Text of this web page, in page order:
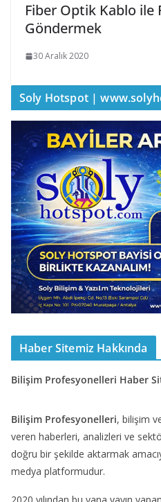
Fiber Optik Kablo
Göndermek
30 Aralık 2020
Soly Hotspot |
Haber Sitemiz Hakkında
Bilişim Profesyonelleri Haber
Bilişim Profesyonelleri, bilişim
veren haberleri, analizleri ve
doğru bir şekilde aktarmak
medya platformudur.
2020 yılından bu yana yayın